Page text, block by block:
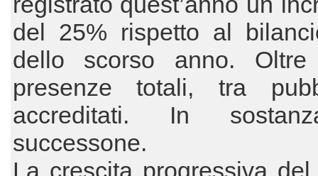
del 25% rispetto al
dello scorso anno. Oltre
presenze totali, tra
accreditati. In
successone.
La crescita progressiva